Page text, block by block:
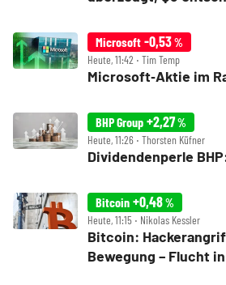
Microsoft -0,53%
Heute, 11:42 ‧ Tim Temp
Microsoft‑Aktie im
BHP Group +2,27%
Heute, 11:26 ‧ Thorsten Küfner
Dividendenperle
Bitcoin +0,48%
Heute, 11:15 ‧ Nikolas Kessler
Bitcoin:
Bewegung – Flucht in